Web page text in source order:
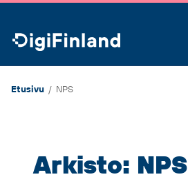
DigiFinland
Etusivu / NPS
Arkisto: NPS